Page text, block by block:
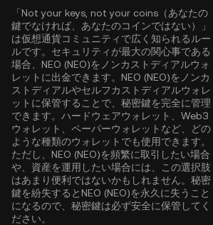
「Not your keys, not your coins（あなたの
鍵でなければ、あなたのコインではない）」
は仮想通貨コミュニティで広く知られるルー
ルです。セキュリティが最大の関心事である
場合、NEO (NEO)をノンカストディアルウォ
レットに出金できます。NEO (NEO)をノンカ
ストディアルやセルフカストディアルウォレ
ットに保管することで、秘密鍵を完全に管理
できます。ハードウェアウォレット、Web3
ウォレット、ペーパーウォレットなど、どの
ような種類のウォレットでも使用できます。
ただし、NEO (NEO)を頻繁に取引したい場合
や、資産を運用したい場合には、この選択肢
はあまり便利ではないかもしれません。秘密
鍵を紛失するとNEO (NEO)を永久に失うこと
になるので、秘密鍵は必ず安全に保管してく
ださい。